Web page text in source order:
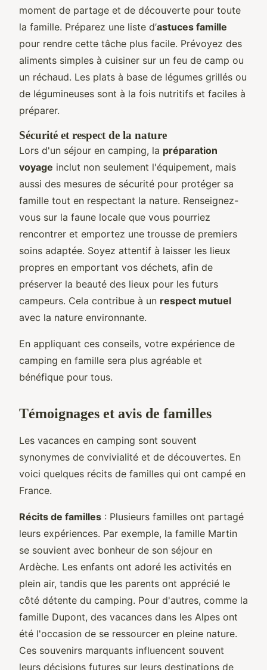
moment de partage et de découverte pour toute
la famille. Préparez une liste d’astuces famille
pour rendre cette tâche plus facile. Prévoyez des
aliments simples à cuisiner sur un feu de camp ou
un réchaud. Les plats à base de légumes grillés ou
de légumineuses sont à la fois nutritifs et faciles à
préparer.
Sécurité et respect de la nature
Lors d'un séjour en camping, la préparation
voyage inclut non seulement l'équipement, mais
aussi des mesures de sécurité pour protéger sa
famille tout en respectant la nature. Renseignez-
vous sur la faune locale que vous pourriez
rencontrer et emportez une trousse de premiers
soins adaptée. Soyez attentif à laisser les lieux
propres en emportant vos déchets, afin de
préserver la beauté des lieux pour les futurs
campeurs. Cela contribue à un respect mutuel
avec la nature environnante.
En appliquant ces conseils, votre expérience de
camping en famille sera plus agréable et
bénéfique pour tous.
Témoignages et avis de familles
Les vacances en camping sont souvent
synonymes de convivialité et de découvertes. En
voici quelques récits de familles qui ont campé en
France.
Récits de familles : Plusieurs familles ont partagé
leurs expériences. Par exemple, la famille Martin
se souvient avec bonheur de son séjour en
Ardèche. Les enfants ont adoré les activités en
plein air, tandis que les parents ont apprécié le
côté détente du camping. Pour d'autres, comme la
famille Dupont, des vacances dans les Alpes ont
été l'occasion de se ressourcer en pleine nature.
Ces souvenirs marquants influencent souvent
leurs décisions futures sur leurs destinations de